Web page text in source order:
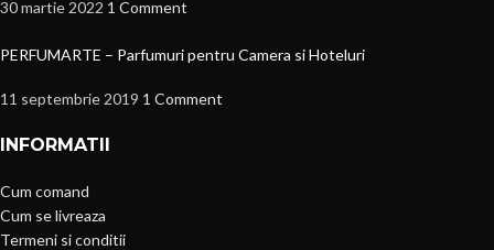
30 martie 2022 1 Comment
PERFUMARTE – Parfumuri pentru Camera si Hoteluri
11 septembrie 2019 1 Comment
INFORMATII
Cum comand
Cum se livreaza
Termeni si conditii